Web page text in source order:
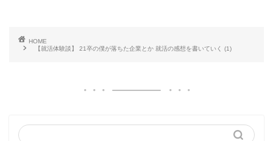
HOME
【就活体験談】 21卒の僕が落ちた企業とか 就活の感想を書いていく (1)